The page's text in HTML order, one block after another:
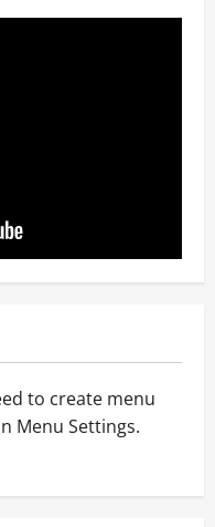
to create menu
Menu Settings.
চলচ্চিত্র কেবিন নাম্বার
News